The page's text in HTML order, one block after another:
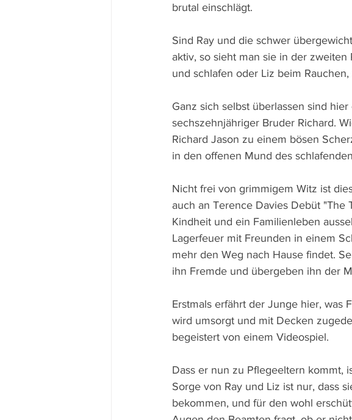
brutal einschlägt.
Sind Ray und die schwer
aktiv, so sieht man sie in der
und schlafen oder Liz beim
Ganz sich selbst überlassen sind
sechszehnjähriger Bruder Richard.
Richard Jason zu einem bösen
in den offenen Mund des
Nicht frei von grimmigem Witz ist
auch an Terence Davies Debüt "The
Kindheit und ein Familienleben
Lagerfeuer mit Freunden in einem
mehr den Weg nach Hause findet.
ihn Fremde und übergeben ihn der
Erstmals erfährt der Junge hier, was
wird umsorgt und mit Decken
begeistert von einem Videospiel.
Dass er nun zu Pflegeeltern kommt,
Sorge von Ray und Liz ist nur, dass
bekommen, und für den wohl